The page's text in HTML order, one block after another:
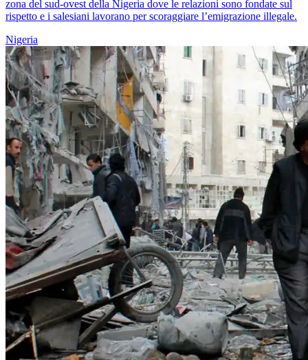
zona del sud-ovest della Nigeria dove le relazioni sono fondate sul
rispetto e i salesiani lavorano per scoraggiare l’emigrazione illegale.
Nigeria